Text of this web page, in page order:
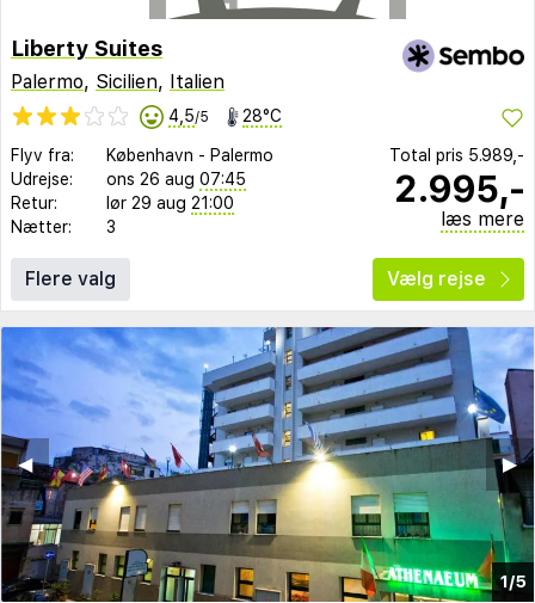
Liberty Suites
Palermo, Sicilien, Italien
4,5/5 28°C
Flyv fra: København - Palermo
Udrejse:
ons 26 aug 07:45
Retur:
lør 29 aug 21:00
Nætter:
3
Total pris 5.989,-
2.995,-
læs mere
Flere valg Vælg rejse
1/5
▶︎
◀︎